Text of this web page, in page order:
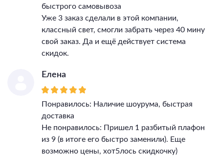
быстрого самовывоза
Уже 3 заказ сделали в этой компании,
классный свет, смогли забрать через 40 мину
свой заказ. Да и ещё действует система
скидок.
Елена
Понравилось: Наличие шоурума, быстрая
доставка
Не понравилось: Пришел 1 разбитый плафон
из 9 (в итоге его быстро заменили). Еще
возможно цены, хот5лось скидкочку)